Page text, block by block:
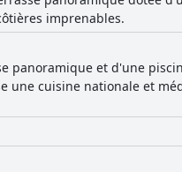
imprenables.
panoramique et d'une
une cuisine nationale et